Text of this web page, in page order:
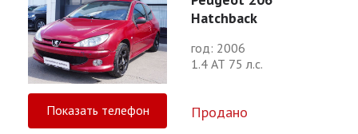
Hatchback
год: 2006
1.4 АТ 75 л.с.
Показать телефон Продано